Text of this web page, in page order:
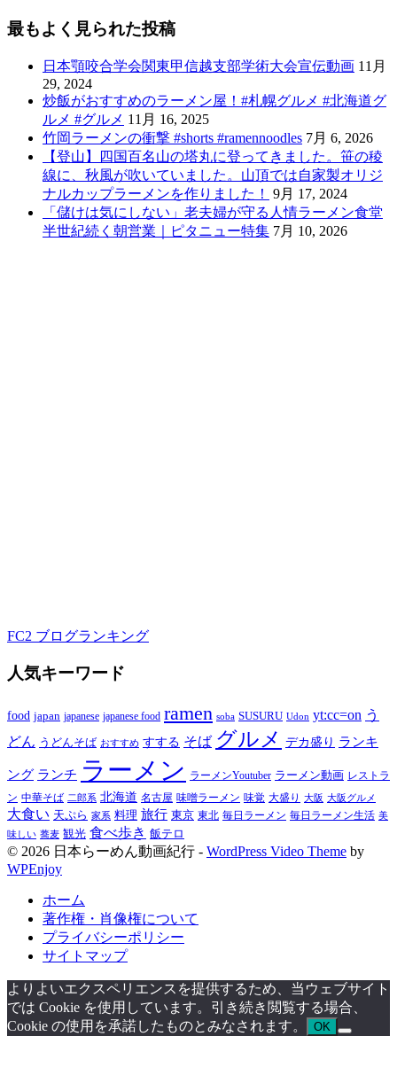
最もよく見られた投稿
日本顎咬合学会関東甲信越支部学術大会宣伝動画 11月
29, 2024
炒飯がおすすめのラーメン屋！#札幌グルメ #北海道グ
ルメ #グルメ 11月 16, 2025
竹岡ラーメンの衝撃 #shorts #ramennoodles 7月 6, 2026
【登山】四国百名山の塔丸に登ってきました。笹の稜
線に、秋風が吹いていました。山頂では自家製オリジ
ナルカップラーメンを作りました！
9月 17, 2024
「儲けは気にしない」老夫婦が守る人情ラーメン食堂
半世紀続く朝営業｜ピタニュー特集 7月 10, 2026
FC2 ブログランキング
人気キーワード
food japan japanese japanese food ramen soba SUSURU Udon yt:cc=on う
どん うどんそば おすすめ すする そば グルメ デカ盛り ランキ
ング ランチ ラーメン ラーメンYoutuber ラーメン動画 レストラ
ン 中華そば 二郎系 北海道 名古屋 味噌ラーメン 味覚 大盛り 大阪 大阪グルメ
大食い 天ぷら 家系 料理 旅行 東京 東北 毎日ラーメン 毎日ラーメン生活 美
味しい 蕎麦 観光 食べ歩き 飯テロ
© 2026 日本らーめん動画紀行 - WordPress Video Theme by
WPEnjoy
ホーム
著作権・肖像権について
プライバシーポリシー
サイトマップ
よりよいエクスペリエンスを提供するため、当ウェブサイト
では Cookie を使用しています。引き続き閲覧する場合、
Cookie の使用を承諾したものとみなされます。
OK